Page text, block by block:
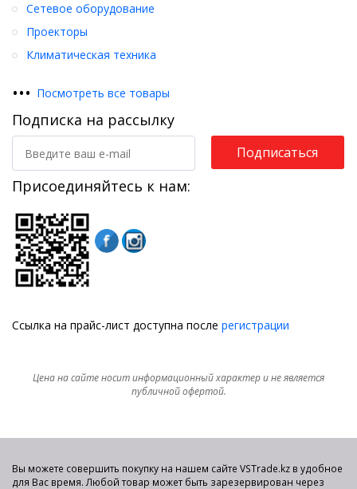
Сетевое оборудование
Проекторы
Климатическая техника
••• Посмотреть все товары
Подписка на рассылку
Подписаться
Присоединяйтесь к нам:
Ссылка на прайс-лист доступна после регистрации
Цена на сайте носит информационный характер и не является
публичной офертой.
Вы можете совершить покупку на нашем сайте VSTrade.kz в удобное
для Вас время. Любой товар может быть зарезервирован через